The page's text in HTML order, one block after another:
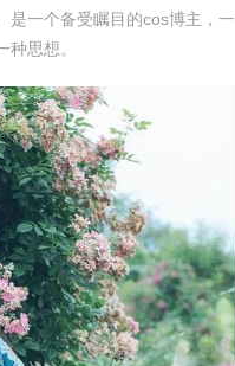
是一个备受瞩目的cos博主，一
思想。